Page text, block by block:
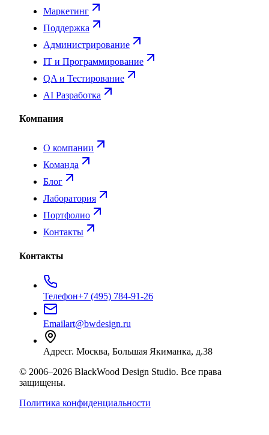
Маркетинг
Поддержка
Администрирование
IT и Программирование
QA и Тестирование
AI Разработка
Компания
О компании
Команда
Блог
Лаборатория
Портфолио
Контакты
Контакты
Телефон+7 (495) 784-91-26
Emailart@bwdesign.ru
Адресг. Москва, Большая Якиманка, д.38
© 2006–2026 BlackWood Design Studio. Все права
защищены.
Политика конфиденциальности